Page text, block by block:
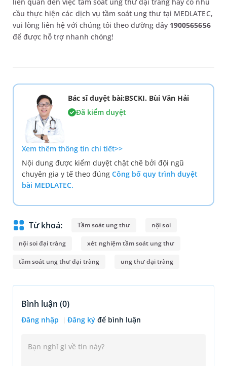
cầu thực hiện các dịch vụ tầm soát ung thư tại MEDLATEC,
vui lòng liên hệ với chúng tôi theo đường dây 1900565656
để được hỗ trợ nhanh chóng!
Bác sĩ duyệt bài:BSCKI. Bùi Văn Hải
Đã kiểm duyệt
Xem thêm thông tin chi tiết>>
Nội dung được kiểm duyệt chặt chẽ bởi đội ngũ
chuyên gia y tế theo đúng Công bố quy trình duyệt
bài MEDLATEC.
Từ khoá: Tầm soát ung thư nội soi
nội soi đại tràng xét nghiệm tầm soát ung thư
tầm soát ung thư đại tràng ung thư đại tràng
Bình luận (0)
Đăng nhập Đăng ký để bình luận